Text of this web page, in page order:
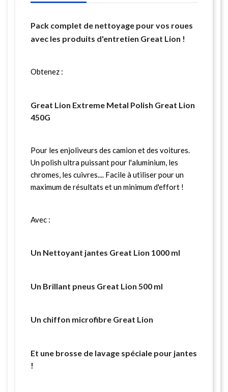
Pack complet de nettoyage pour vos roues
avec les produits d'entretien Great Lion !
Obtenez :
Great Lion Extreme Metal Polish Great Lion
450G
Pour les enjoliveurs des camion et des voitures.
Un polish ultra puissant pour l'aluminium, les
chromes, les cuivres.... Facile à utiliser pour un
maximum de résultats et un minimum d'effort !
Avec :
Un Nettoyant jantes Great Lion 1000 ml
Un Brillant pneus Great Lion 500 ml
Un chiffon microfibre Great Lion
Et une brosse de lavage spéciale pour jantes
!